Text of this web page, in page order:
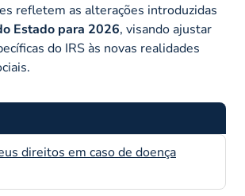
refletem as alterações introduzidas
Estado para 2026, visando ajustar
do IRS às novas realidades
direitos em caso de doença